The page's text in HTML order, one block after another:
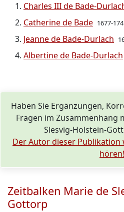
Charles III de Bade-
Catherine de Bade 1677-
Jeanne de Bade-Durlach
Albertine de Bade-Durlach
Haben Sie Ergänzungen,
Fragen im Zusammenhang
Slesvig-Holstein-
Der Autor dieser
hören!
Zeitbalken Marie de
Gottorp